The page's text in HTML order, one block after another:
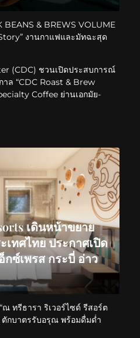
BEANS & BREWS VOLUME
งานกาแฟและมัทฉะสุด
(CDC) ชวนเปิดประสบการณ์
าล “CDC Roast & Brew
Coffee ย่านเอกมัย-
เดินหน้าขยาย
ทศไทย ประกาศเปิด
กซ์เพรส กระบี่ อ่าว
ณ ทรีธารา ริเวอร์ไซด์ รีสอร์ต
ตักบาตรรับอรุณ พร้อมดื่มด่ำ